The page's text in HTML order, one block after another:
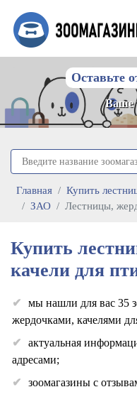
Оставьте
Ваше
Главная
Купить
ЗАО
Лестницы,
Купить
качели для
мы нашли для вас 35
жердочками, качелями
актуальная
адресами;
зоомагазины с